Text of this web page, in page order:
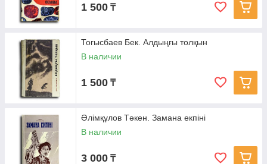
1 500 ₸
Тогысбаев Бек. Алдыңғы толқын
В наличии
1 500 ₸
Әлімқұлов Тәкен. Замана екпіні
В наличии
3 000 ₸